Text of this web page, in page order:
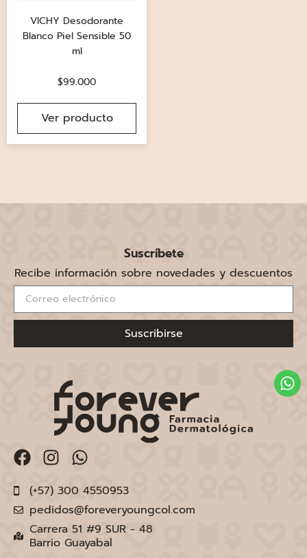
VICHY Desodorante
Blanco Piel Sensible 50
ml
$99.000
Ver producto
Suscríbete
Recibe información sobre novedades y descuentos
Suscribirse
(+57) 300 4550953
pedidos@foreveryoungcol.com
Carrera 51 #9 SUR - 48
Barrio Guayabal